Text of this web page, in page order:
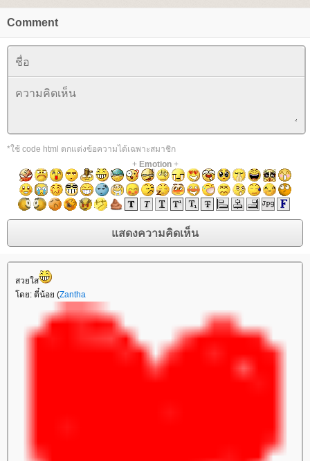
Comment
*ใช้ code html ตกแต่งข้อความได้เฉพาะสมาชิก
+ Emotion+
สวยใส
ดย: ตี๋น้อย (Zantha